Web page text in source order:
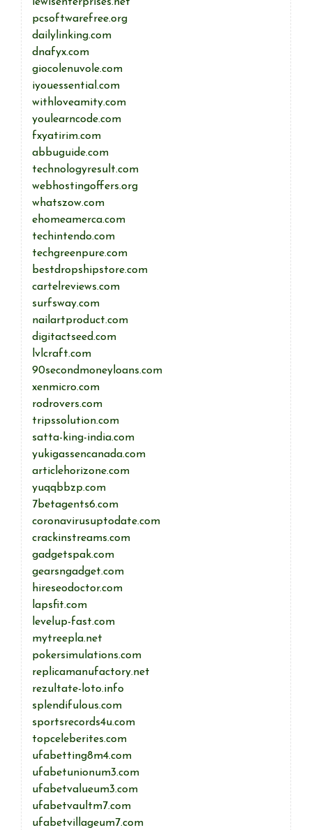
lewisenterprises.net
pcsoftwarefree.org
dailylinking.com
dnafyx.com
giocolenuvole.com
iyouessential.com
withloveamity.com
youlearncode.com
fxyatirim.com
abbuguide.com
technologyresult.com
webhostingoffers.org
whatszow.com
ehomeamerca.com
techintendo.com
techgreenpure.com
bestdropshipstore.com
cartelreviews.com
surfsway.com
nailartproduct.com
digitactseed.com
lvlcraft.com
90secondmoneyloans.com
xenmicro.com
rodrovers.com
tripssolution.com
satta-king-india.com
yukigassencanada.com
articlehorizone.com
yuqqbbzp.com
7betagents6.com
coronavirusuptodate.com
crackinstreams.com
gadgetspak.com
gearsngadget.com
hireseodoctor.com
lapsfit.com
levelup-fast.com
mytreepla.net
pokersimulations.com
replicamanufactory.net
rezultate-loto.info
splendifulous.com
sportsrecords4u.com
topceleberites.com
ufabetting8m4.com
ufabetunionum3.com
ufabetvalueum3.com
ufabetvaultm7.com
ufabetvillageum7.com